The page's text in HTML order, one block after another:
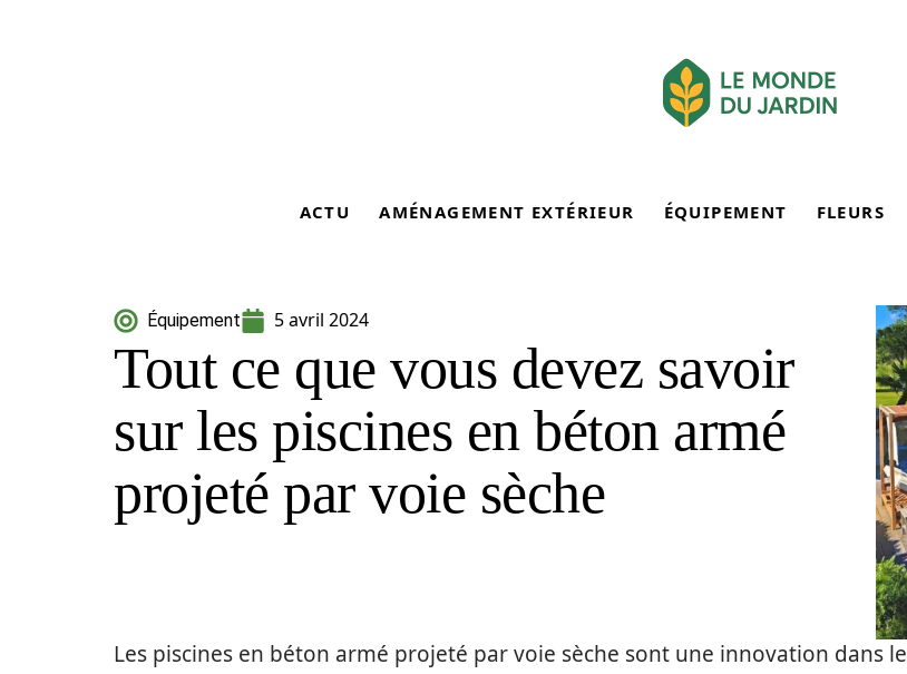
ACTU AMÉNAGEMENT EXTÉRIEUR ÉQUIPEMENT FLEURS
Équipement 5 avril 2024
Tout ce que vous devez savoir
sur les piscines en béton armé
projeté par voie sèche
Les piscines en béton armé projeté par voie sèche sont une innovation dans le